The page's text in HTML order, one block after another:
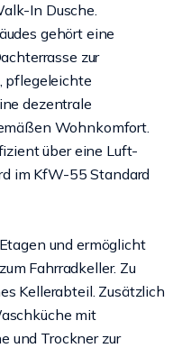
In Dusche.
gehört eine
zur
pflegeleichte
dezentrale
Wohnkomfort.
über eine Luft-
im KfW-55 Standard
und ermöglicht
Fahrradkeller. Zu
Kellerabteil. Zusätzlich
mit
und Trockner zur